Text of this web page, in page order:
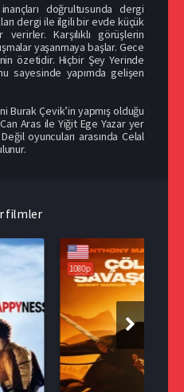
doğrultusunda dergi
dergi ile ilgili bir evde küçük
Karşılıklı görüşlerin
yaşanmaya başlar. Gece
özetidir. Hiçbir Şey Yerinde
sayesinde yapımda gelişen
Burak Çevik’in yapmış olduğu
Aras ile Yiğit Ege Yazar yer
oyuncuları arasında Celal
filmler
1080p